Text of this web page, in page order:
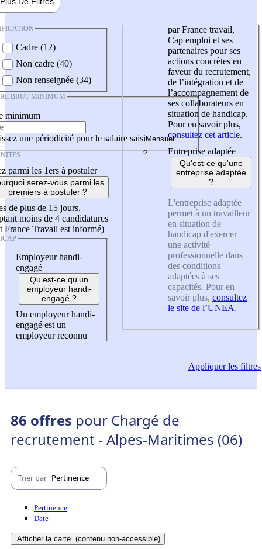
Cadre (12)
Non cadre (40)
Non renseignée (34)
BRUT MINIMUM
minimum
une périodicité pour le salaire saisi
parmi les 1ers à postuler
serez-vous parmi les
premiers à postuler ?
de plus de 15 jours,
moins de 4 candidatures
France Travail est informé)
Employeur handi-
engagé
Qu'est-ce qu'un
employeur handi-
engagé ?
Un employeur handi-
engagé est un
employeur reconnu
par France travail,
Cap emploi et ses
partenaires pour ses
actions concrètes en
faveur du recrutement,
de l’intégration et de
l’accompagnement de
ses collaborateurs en
situation de handicap.
Pour en savoir plus,
consultez cet article.
Entreprise adaptée
Qu'est-ce qu'une
entreprise adaptée
?
L'entreprise adaptée
permet à un travailleur
en situation de
handicap d'exercer
une activité
professionnelle dans
des conditions
adaptées à ses
capacités. Pour en
savoir plus, consultez
le site de l’UNEA.
Appliquerles filtres
86 offres pour Chargé de
recrutement - Alpes-Maritimes (06)
Trier par Pertinence
Pertinence
Date
Afficher la carte (contenu non-accessible)